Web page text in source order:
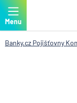
Menu
Banky.cz Pojišťovny